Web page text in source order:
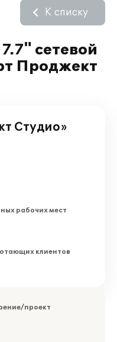
сетевой
Проджект
К списку
Студио»
рабочих мест
клиентов
проект